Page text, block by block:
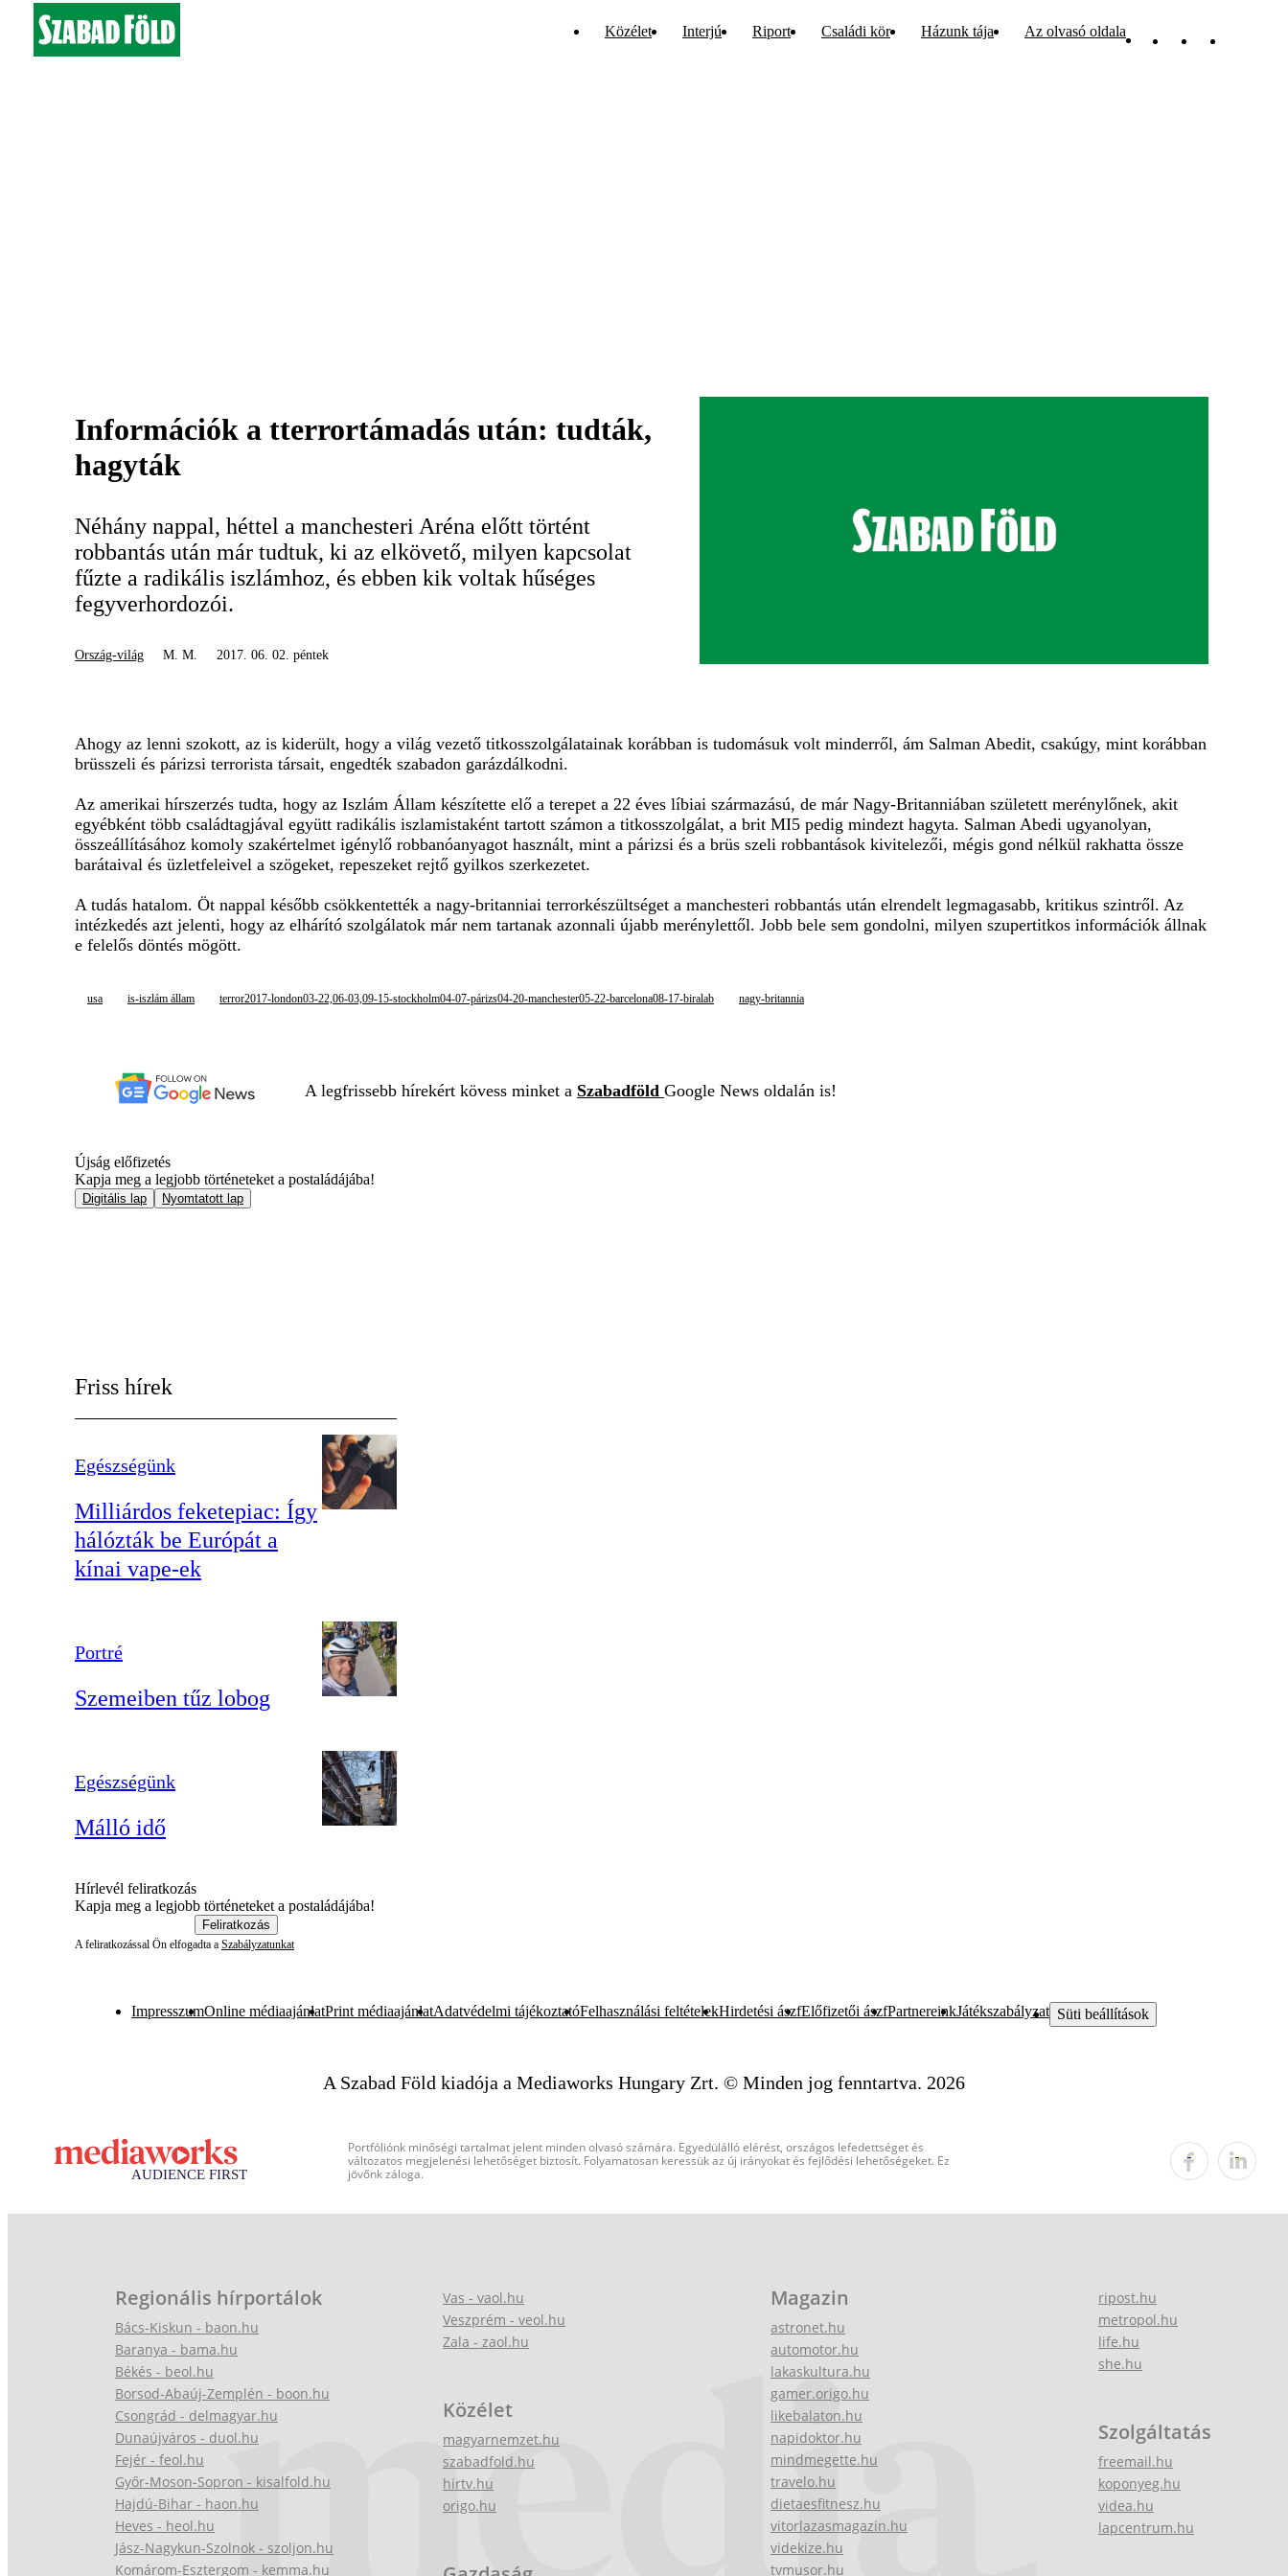
Közélet Interjú Riport Családi kör Házunk tája Az olvasó oldala
Információk a tterrortámadás után: tudták,
hagyták
Néhány nappal, héttel a manchesteri Aréna előtt történt
robbantás után már tudtuk, ki az elkövető, milyen kapcsolat
fűzte a radikális iszlámhoz, és ebben kik voltak hűséges
fegyverhordozói.
Ország-világ M. M. 2017. 06. 02. péntek
Ahogy az lenni szokott, az is kiderült, hogy a világ vezető titkosszolgálatainak korábban is tudomásuk volt minderről, ám Salman Abedit, csakúgy, mint korábban
brüsszeli és párizsi terrorista társait, engedték szabadon garázdálkodni.
Az amerikai hírszerzés tudta, hogy az Iszlám Állam készítette elő a terepet a 22 éves líbiai származású, de már Nagy-Britanniában született merénylőnek, akit
egyébként több családtagjával együtt radikális iszlamistaként tartott számon a titkosszolgálat, a brit MI5 pedig mindezt hagyta. Salman Abedi ugyanolyan,
összeállításához komoly szakértelmet igénylő robbanóanyagot használt, mint a párizsi és a brüs szeli robbantások kivitelezői, mégis gond nélkül rakhatta össze
barátaival és üzletfeleivel a szögeket, repeszeket rejtő gyilkos szerkezetet.
A tudás hatalom. Öt nappal később csökkentették a nagy-britanniai terrorkészültséget a manchesteri robbantás után elrendelt legmagasabb, kritikus szintről. Az
intézkedés azt jelenti, hogy az elhárító szolgálatok már nem tartanak azonnali újabb merénylettől. Jobb bele sem gondolni, milyen szupertitkos információk állnak
e felelős döntés mögött.
usa is-iszlám állam terror2017-london03-22,06-03,09-15-stockholm04-07-párizs04-20-manchester05-22-barcelona08-17-biralab nagy-britannia
A legfrissebb hírekért kövess minket a Szabadföld Google News oldalán is!
Újság előfizetés
Kapja meg a legjobb történeteket a postaládájába!
Digitális lap Nyomtatott lap
Friss hírek
Egészségünk
Milliárdos feketepiac: Így
hálózták be Európát a
kínai vape-ek
Portré
Szemeiben tűz lobog
Egészségünk
Málló idő
Hírlevél feliratkozás
Kapja meg a legjobb történeteket a postaládájába!
Feliratkozás
A feliratkozással Ön elfogadta a Szabályzatunkat
ImpresszumOnline médiaajánlatPrint médiaajánlatAdatvédelmi tájékoztatóFelhasználási feltételekHirdetési ászfElőfizetői ászfPartnereinkJátékszabályzat Süti beállítások
A Szabad Föld kiadója a Mediaworks Hungary Zrt. © Minden jog fenntartva. 2026
Portfóliónk minőségi tartalmat jelent minden olvasó számára. Egyedülálló elérést, országos lefedettséget és
változatos megjelenési lehetőséget biztosít. Folyamatosan keressük az új irányokat és fejlődési lehetőségeket. Ez
jövőnk záloga.
Regionális hírportálok
Bács-Kiskun - baon.hu
Baranya - bama.hu
Békés - beol.hu
Borsod-Abaúj-Zemplén - boon.hu
Csongrád - delmagyar.hu
Dunaújváros - duol.hu
Fejér - feol.hu
Győr-Moson-Sopron - kisalfold.hu
Hajdú-Bihar - haon.hu
Heves - heol.hu
Jász-Nagykun-Szolnok - szoljon.hu
Komárom-Esztergom - kemma.hu
Vas - vaol.hu
Veszprém - veol.hu
Zala - zaol.hu
Közélet
magyarnemzet.hu
szabadfold.hu
hirtv.hu
origo.hu
Magazin
astronet.hu
automotor.hu
lakaskultura.hu
gamer.origo.hu
likebalaton.hu
napidoktor.hu
mindmegette.hu
travelo.hu
dietaesfitnesz.hu
vitorlazasmagazin.hu
videkize.hu
tvmusor.hu
ripost.hu
metropol.hu
life.hu
she.hu
Szolgáltatás
freemail.hu
koponyeg.hu
videa.hu
lapcentrum.hu